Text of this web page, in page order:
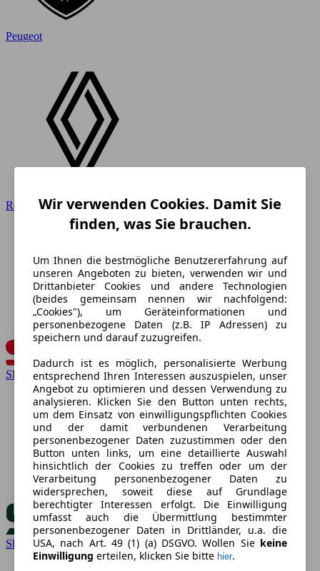
Peugeot
Renault
SEAT
Skoda
Wir verwenden Cookies. Damit Sie
finden, was Sie brauchen.
Um Ihnen die bestmögliche Benutzererfahrung auf
unseren Angeboten zu bieten, verwenden wir und
Drittanbieter Cookies und andere Technologien
(beides gemeinsam nennen wir nachfolgend:
„Cookies"), um Geräteinformationen und
personenbezogene Daten (z.B. IP Adressen) zu
speichern und darauf zuzugreifen.
Dadurch ist es möglich, personalisierte Werbung
entsprechend Ihren Interessen auszuspielen, unser
Angebot zu optimieren und dessen Verwendung zu
analysieren. Klicken Sie den Button unten rechts,
um dem Einsatz von einwilligungspflichten Cookies
und der damit verbundenen Verarbeitung
personenbezogener Daten zuzustimmen oder den
Button unten links, um eine detaillierte Auswahl
hinsichtlich der Cookies zu treffen oder um der
Verarbeitung personenbezogener Daten zu
widersprechen, soweit diese auf Grundlage
berechtigter Interessen erfolgt. Die Einwilligung
umfasst auch die Übermittlung bestimmter
personenbezogener Daten in Drittländer, u.a. die
USA, nach Art. 49 (1) (a) DSGVO. Wollen Sie keine
Einwilligung erteilen, klicken Sie bitte hier.